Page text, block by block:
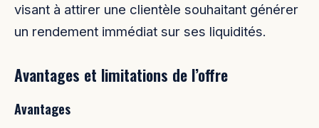
visant à attirer une clientèle souhaitant générer
un rendement immédiat sur ses liquidités.
Avantages et limitations de l’offre
Avantages